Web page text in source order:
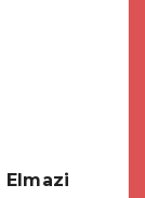
Elmazi